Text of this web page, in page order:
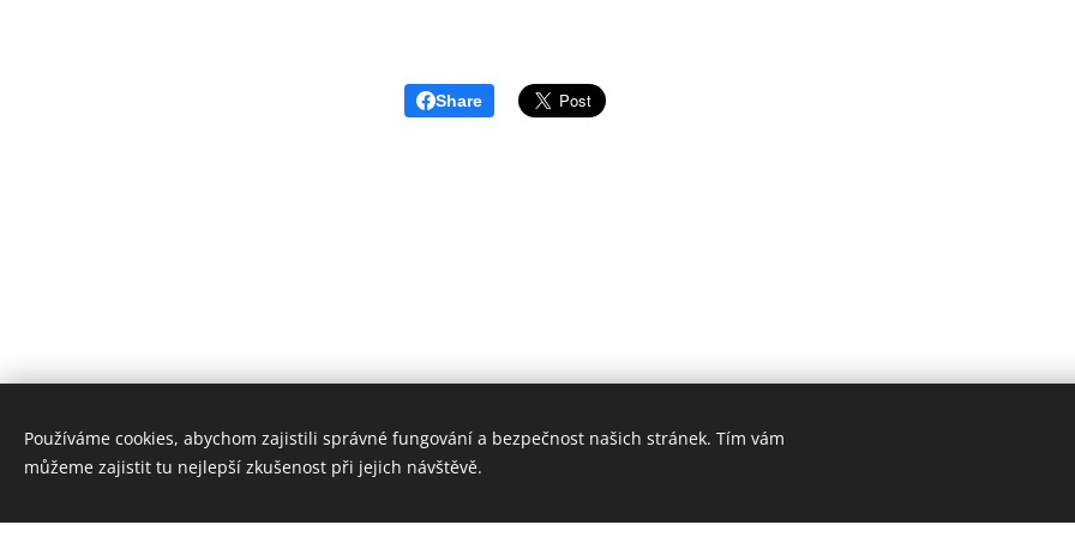
Share
© 2020 Zbraně Jihlava | Všechna práva vyhrazena
Používáme cookies, abychom zajistili správné fungování a bezpečnost našich stránek. Tím vám
můžeme zajistit tu nejlepší zkušenost při jejich návštěvě.